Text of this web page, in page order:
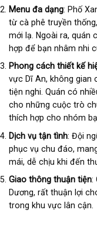
Menu đa dạng: Phố
từ cà phê truyền
mới lạ. Ngoài ra, quán
hợp để bạn nhâm nhi
Phong cách thiết kế
vực Dĩ An, không gian
tiện nghi. Quán có
cho những cuộc trò
thích hợp cho nhóm
Dịch vụ tận tình: Đội
phục vụ chu đáo,
mái, dễ chịu khi đến
Giao thông thuận tiện:
Dương, rất thuận lợi
trong khu vực lân cận.